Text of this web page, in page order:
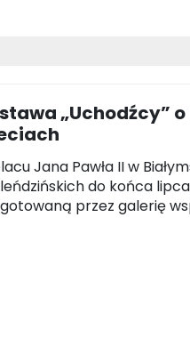
„Uchodźcy”
Jana Pawła II w
do końca
przez galerię